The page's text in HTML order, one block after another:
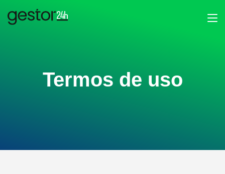
Termos de uso